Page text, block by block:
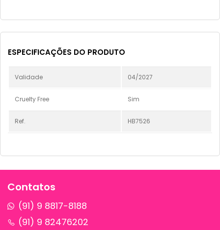
ESPECIFICAÇÕES DO PRODUTO
Validade 04/2027
Cruelty Free Sim
Ref. HB7526
Contatos
(91) 9 8817-8188
(91) 9 82476202